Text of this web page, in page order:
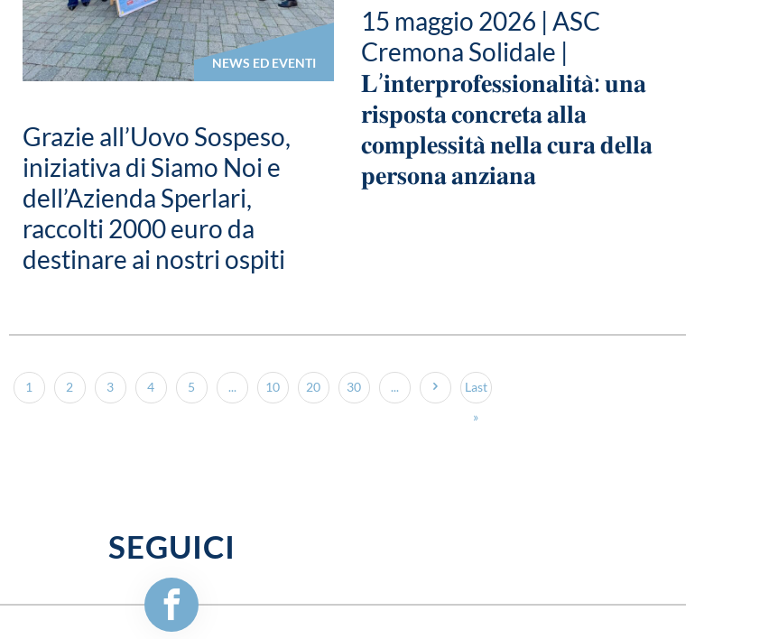
NEWS ED EVENTI
Grazie all’Uovo Sospeso,
iniziativa di Siamo Noi e
dell’Azienda Sperlari,
raccolti 2000 euro da
destinare ai nostri ospiti
15 maggio 2026 | ASC
Cremona Solidale |
𝐋’𝐢𝐧𝐭𝐞𝐫𝐩𝐫𝐨𝐟𝐞𝐬𝐬𝐢𝐨𝐧𝐚𝐥𝐢𝐭𝐚̀: 𝐮𝐧𝐚
𝐫𝐢𝐬𝐩𝐨𝐬𝐭𝐚 𝐜𝐨𝐧𝐜𝐫𝐞𝐭𝐚 𝐚𝐥𝐥𝐚
𝐜𝐨𝐦𝐩𝐥𝐞𝐬𝐬𝐢𝐭𝐚̀ 𝐧𝐞𝐥𝐥𝐚 𝐜𝐮𝐫𝐚 𝐝𝐞𝐥𝐥𝐚
𝐩𝐞𝐫𝐬𝐨𝐧𝐚 𝐚𝐧𝐳𝐢𝐚𝐧𝐚
1 2 3 4 5 ... 10 20 30 ... Last
»
SEGUICI